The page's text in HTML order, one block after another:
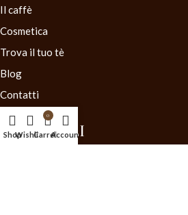
Il caffè
Cosmetica
Trova il tuo tè
Blog
Contatti
LINK UTILI
ShopWishlist
0
CarrelloAccount